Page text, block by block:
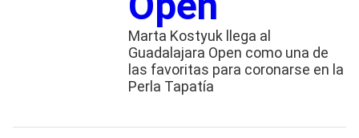
Marta Kostyuk llega al
Guadalajara Open como una de
las favoritas para coronarse en la
Perla Tapatía